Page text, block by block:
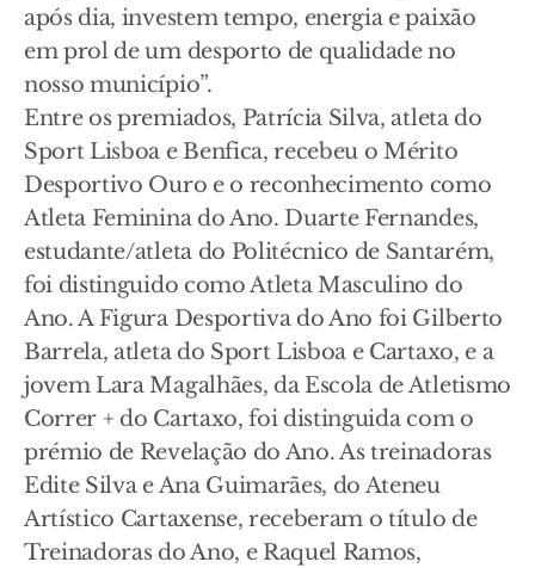
após dia, investem tempo, energia e paixão
em prol de um desporto de qualidade no
nosso município”.
Entre os premiados, Patrícia Silva, atleta do
Sport Lisboa e Benfica, recebeu o Mérito
Desportivo Ouro e o reconhecimento como
Atleta Feminina do Ano. Duarte Fernandes,
estudante/atleta do Politécnico de Santarém,
foi distinguido como Atleta Masculino do
Ano. A Figura Desportiva do Ano foi Gilberto
Barrela, atleta do Sport Lisboa e Cartaxo, e a
jovem Lara Magalhães, da Escola de Atletismo
Correr + do Cartaxo, foi distinguida com o
prémio de Revelação do Ano. As treinadoras
Edite Silva e Ana Guimarães, do Ateneu
Artístico Cartaxense, receberam o título de
Treinadoras do Ano, e Raquel Ramos,